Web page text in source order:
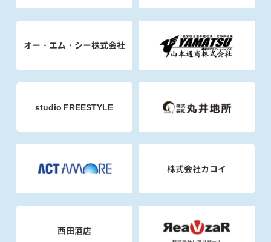
オー・エム・シー株式会社
studio FREESTYLE
株式会社カコイ
西田酒店